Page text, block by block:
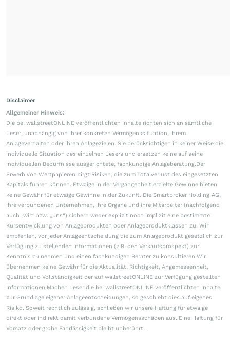
Disclaimer
Allgemeiner Hinweis:
Die bei wallstreetONLINE veröffentlichten Inhalte richten sich an sämtliche
Leser, unabhängig von ihrer konkreten Vermögenssituation, ihrem
Anlageverhalten oder ihren Anlagezielen. Sie berücksichtigen in keiner Weise die
individuelle Situation des einzelnen Lesers und ersetzen keine auf seine
individuellen Bedürfnisse ausgerichtete, fachkundige Anlageberatung.Der
Erwerb von Wertpapieren birgt Risiken, die zum Totalverlust des eingesetzten
Kapitals führen können. Etwaige in der Vergangenheit erzielte Gewinne bieten
keine Gewähr für etwaige Gewinne in der Zukunft. Die Smartbroker Holding AG,
ihre verbundenen Unternehmen, ihre Organe und ihre Mitarbeiter (nachfolgend
auch „wir“ bzw. „uns“) sichern weder explizit noch implizit eine bestimmte
Kursentwicklung von Anlageprodukten oder Anlageproduktklassen zu. Wir
empfehlen, vor jeder Anlageentscheidung die zum Anlageprodukt gesetzlich zur
Verfügung zu stellenden Informationen (z.B. den Verkaufsprospekt) zur
Kenntnis zu nehmen und einen fachkundigen Berater zu konsultieren.Wir
übernehmen keine Gewähr für die Aktualität, Richtigkeit, Angemessenheit,
Qualität und Vollständigkeit der auf wallstreetONLINE zur Verfügung gestellten
Informationen.Machen Leser die bei wallstreetONLINE veröffentlichten Inhalte
zur Grundlage eigener Anlageentscheidungen, so geschieht dies auf eigenes
Risiko. Soweit rechtlich zulässig, schließen wir unsere Haftung für etwaige
direkt oder indirekt damit verbundene Vermögensschäden aus. Eine Haftung für
Vorsatz oder grobe Fahrlässigkeit bleibt unberührt.